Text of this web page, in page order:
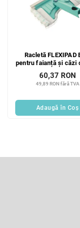
Racletă FLEXIPAD
pentru faianță și căzi
49,89 RON fără TVA
60,37 RON
Adaugă în Coş